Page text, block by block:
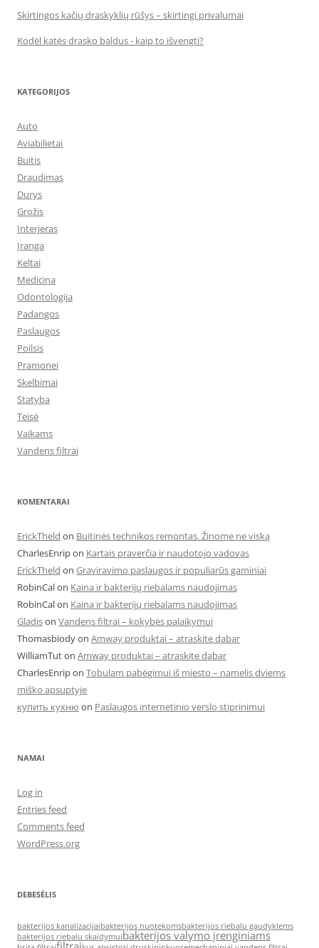
Skirtingos kačių draskyklių rūšys – skirtingi privalumai
Kodėl katės drasko baldus - kaip to išvengti?
KATEGORIJOS
Auto
Aviabilietai
Buitis
Draudimas
Durys
Grožis
Interjeras
Įranga
Keltai
Medicina
Odontologija
Padangos
Paslaugos
Poilsis
Pramonei
Skelbimai
Statyba
Teisė
Vaikams
Vandens filtrai
KOMENTARAI
ErickTheld on Buitinės technikos remontas. Žinome ne viską
CharlesEnripon Kartais praverčia ir naudotojo vadovas
ErickTheld on Graviravimo paslaugos ir populiarūs gaminiai
RobinCalon Kaina ir bakterijų riebalams naudojimas
RobinCalon Kaina ir bakterijų riebalams naudojimas
Gladison Vandens filtrai – kokybės palaikymui
Thomasbiodyon Amway produktai – atraskite dabar
WilliamTuton Amway produktai – atraskite dabar
CharlesEnripon Tobulam pabėgimui iš miesto – namelis dviems
miško apsuptyje
купить кухню on Paslaugos internetinio verslo stiprinimui
NAMAI
Log in
Entries feed
Comments feed
WordPress.org
DEBESĖLIS
bakterijos kanalizacijaibakterijos nuotekomsbakterijos riebalu gaudyklems
bakterijos riebalu skaidymuibakterijos valymo įrenginiams